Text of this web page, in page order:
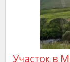
Участок в